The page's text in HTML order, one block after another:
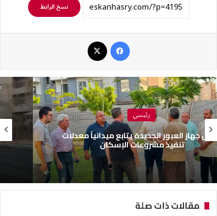
نسخ الرابط
رئيسي
جهاز حدائق أكتوبر يواصل أعمال التطوير بطريق
الحي الإيطالي
مقالات ذات صلة